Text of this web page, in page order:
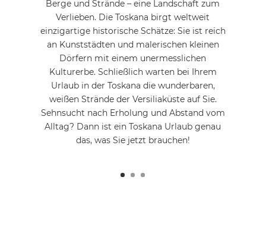
Berge und Strände – eine Landschaft zum
Verlieben. Die Toskana birgt weltweit
einzigartige historische Schätze: Sie ist reich
an Kunststädten und malerischen kleinen
Dörfern mit einem unermesslichen
Kulturerbe. Schließlich warten bei Ihrem
Urlaub in der Toskana die wunderbaren,
weißen Strände der Versiliaküste auf Sie.
Sehnsucht nach Erholung und Abstand vom
Alltag? Dann ist ein Toskana Urlaub genau
das, was Sie jetzt brauchen!